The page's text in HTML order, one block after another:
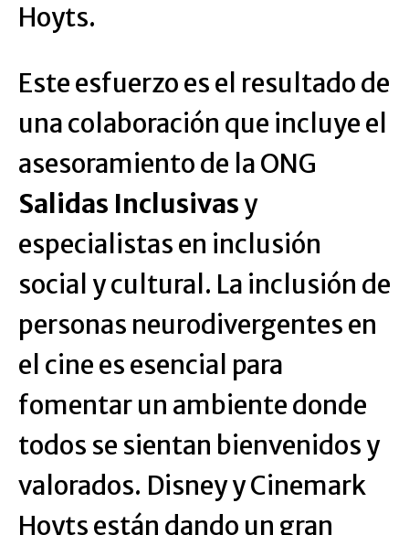
Hoyts.
Este esfuerzo es el resultado de
una colaboración que incluye el
asesoramiento de la ONG
Salidas Inclusivasy
especialistas en inclusión
social y cultural. La inclusión de
personas neurodivergentes en
el cine es esencial para
fomentar un ambiente donde
todos se sientan bienvenidos y
valorados. Disney y Cinemark
Hoyts están dando un gran